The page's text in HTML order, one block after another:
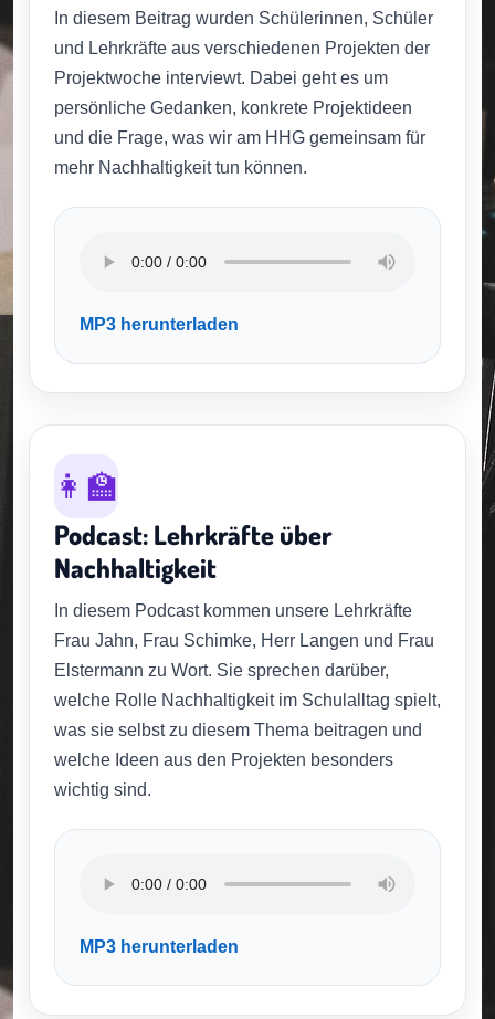
In diesem Beitrag wurden Schülerinnen, Schüler
und Lehrkräfte aus verschiedenen Projekten der
Projektwoche interviewt. Dabei geht es um
persönliche Gedanken, konkrete Projektideen
und die Frage, was wir am HHG gemeinsam für
mehr Nachhaltigkeit tun können.
MP3 herunterladen
👩‍🏫
Podcast: Lehrkräfte über
Nachhaltigkeit
In diesem Podcast kommen unsere Lehrkräfte
Frau Jahn, Frau Schimke, Herr Langen und Frau
Elstermann zu Wort. Sie sprechen darüber,
welche Rolle Nachhaltigkeit im Schulalltag spielt,
was sie selbst zu diesem Thema beitragen und
welche Ideen aus den Projekten besonders
wichtig sind.
MP3 herunterladen